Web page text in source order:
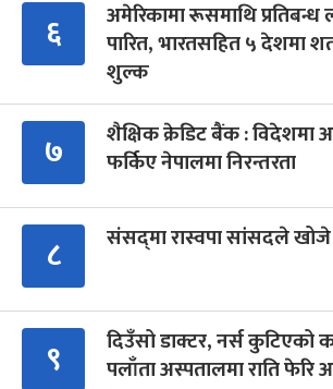
६
अमेरिकामा रूसमाथि
पारित, भारतसहित ५ देशमा
शुल्क
७
शैक्षिक क्रेडिट बैंक : विदेशमा
फर्किए नेपालमा निरन्तरता
८ संसद्‍मा रास्वपा सांसदले
९
दिउँसो डाक्टर, नर्स कुटिएको
पलाँता अस्पतालमा राति फेरि